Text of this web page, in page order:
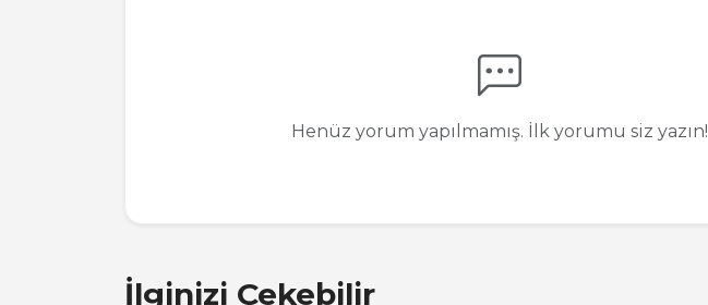
Henüz yorum yapılmamış. İlk yorumu siz yazın!
İlginizi Çekebilir